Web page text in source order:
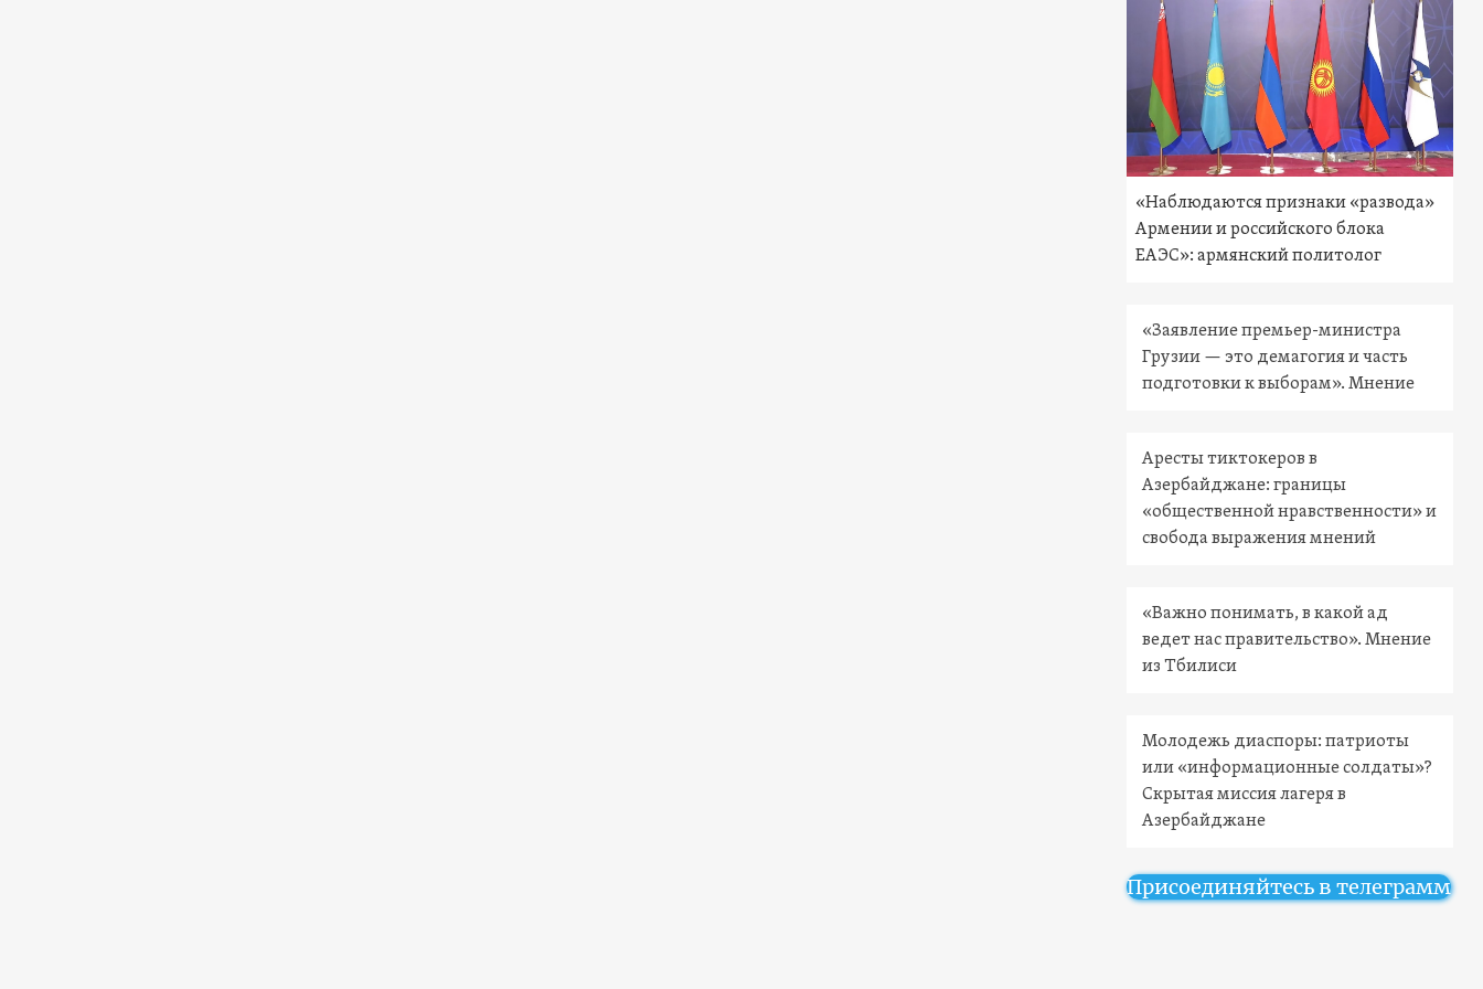
«Наблюдаются признаки «развода»
Армении и российского блока
ЕАЭС»: армянский политолог
«Заявление премьер-министра
Грузии — это демагогия и часть
подготовки к выборам». Мнение
Аресты тиктокеров в
Азербайджане: границы
«общественной нравственности» и
свобода выражения мнений
«Важно понимать, в какой ад
ведет нас правительство». Мнение
из Тбилиси
Молодежь диаспоры: патриоты
или «информационные солдаты»?
Скрытая миссия лагеря в
Азербайджане
Присоединяйтесь в телеграмм